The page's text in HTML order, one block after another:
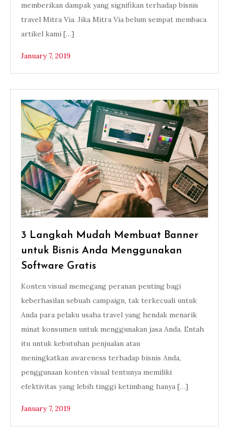
memberikan dampak yang signifikan terhadap bisnis
travel Mitra Via. Jika Mitra Via belum sempat membaca
artikel kami […]
January 7, 2019
3 Langkah Mudah Membuat Banner
untuk Bisnis Anda Menggunakan
Software Gratis
Konten visual memegang peranan penting bagi
keberhasilan sebuah campaign, tak terkecuali untuk
Anda para pelaku usaha travel yang hendak menarik
minat konsumen untuk menggunakan jasa Anda. Entah
itu untuk kebutuhan penjualan atau
meningkatkan awareness terhadap bisnis Anda,
penggunaan konten visual tentunya memiliki
efektivitas yang lebih tinggi ketimbang hanya […]
January 7, 2019